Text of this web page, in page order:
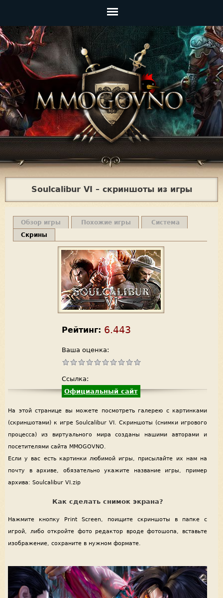
Главное
меню
Jump to navigation
Soulcalibur VI – скриншоты из игры
Обзор игры Похожие игры
Система
Скрины
Рейтинг: 6.443
Ваша оценка:
Ссылка:
Официальный сайт
На этой странице вы можете посмотреть галерею с картинками
(скриншотами) к игре Soulcalibur VI. Скриншоты (снимки игрового
процесса) из виртуального мира созданы нашими авторами и
посетителями сайта MMOGOVNO.
Если у вас есть картинки любимой игры, присылайте их нам на
почту в архиве, обязательно укажите название игры, пример
архива: Soulcalibur VI.zip
Как сделать снимок экрана?
Нажмите кнопку Print Screen, поищите скриншоты в папке с
игрой, либо откройте фото редактор вроде фотошопа, вставьте
изображение, сохраните в нужном формате.